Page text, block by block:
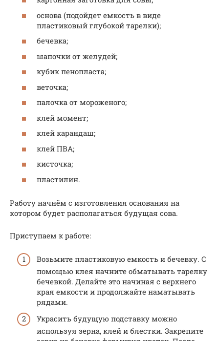
основа (подойдет емкость в виде
пластиковый глубокой тарелки);
бечевка;
шапочки от желудей;
кубик пенопласта;
веточка;
палочка от мороженого;
клей момент;
клей карандаш;
клей ПВА;
кисточка;
пластилин.
Работу начнём с изготовления основания на
котором будет располагаться будущая сова.
Приступаем к работе:
Возьмите пластиковую емкость и бечевку. С
помощью клея начните обматывать тарелку
бечевкой. Делайте это начиная с верхнего
края емкости и продолжайте наматывать
рядами.
Украсить будущую подставку можно
используя зерна, клей и блестки. Закрепите